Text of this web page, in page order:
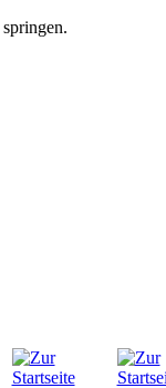
springen.